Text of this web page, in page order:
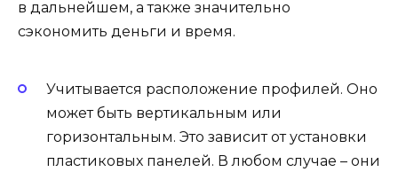
в дальнейшем, а также значительно
сэкономить деньги и время.
Учитывается расположение профилей. Оно
может быть вертикальным или
горизонтальным. Это зависит от установки
пластиковых панелей. В любом случае – они